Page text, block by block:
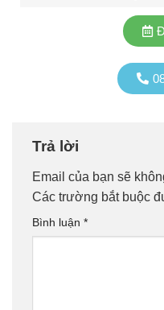
Trả lời
Email của bạn sẽ
Các trường bắt buộc
Bình luận *